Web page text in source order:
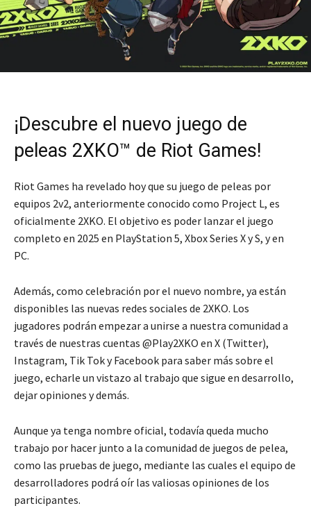
¡Descubre el nuevo juego de
peleas 2XKO™ de Riot Games!
Riot Games ha revelado hoy que su juego de peleas por
equipos 2v2, anteriormente conocido como Project L, es
oficialmente 2XKO. El objetivo es poder lanzar el juego
completo en 2025 en PlayStation 5, Xbox Series X y S, y en
PC.
Además, como celebración por el nuevo nombre, ya están
disponibles las nuevas redes sociales de 2XKO. Los
jugadores podrán empezar a unirse a nuestra comunidad a
través de nuestras cuentas @Play2XKO en X (Twitter),
Instagram, Tik Tok y Facebook para saber más sobre el
juego, echarle un vistazo al trabajo que sigue en desarrollo,
dejar opiniones y demás.
Aunque ya tenga nombre oficial, todavía queda mucho
trabajo por hacer junto a la comunidad de juegos de pelea,
como las pruebas de juego, mediante las cuales el equipo de
desarrolladores podrá oír las valiosas opiniones de los
participantes.